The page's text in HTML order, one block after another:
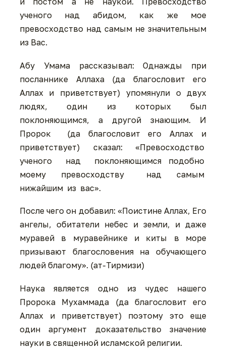
ученого над абидом, как же мое
превосходство над самым не значительным
из Вас.
Абу Умама рассказывал: Однажды при
посланнике Аллаха (да благословит его
Аллаx и приветствует) упомянули о двух
людях, один из которых был
поклоняющимся, а другой знающим. И
Пророк (да благословит его Аллах и
приветствует) сказал: «Превосходство
ученого над поклоняющимся подобно
моему превосходству над самым
нижайшим из вас».
После чего он добавил: «Поистине Аллах, Его
ангелы, обитатели небес и земли, и даже
муравей в муравейнике и киты в море
призывают благословения на обучающего
людей благому». (ат-Тирмизи)
Наука является одно из чудес нашего
Пророка Мухаммада (да благословит его
Аллаx и приветствует) поэтому это еще
один аргумент доказательство значение
науки в священной исламской религии.